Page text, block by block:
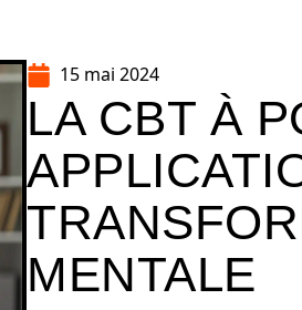
15 mai 2024
LA CBT À
MENTALE